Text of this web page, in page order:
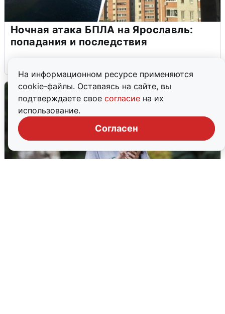
На информационном ресурсе применяются
cookie-файлы. Оставаясь на сайте, вы
подтверждаете свое согласие на их
использование.
Согласен
Ночная атака БПЛА на Ярославль:
попадания и последствия